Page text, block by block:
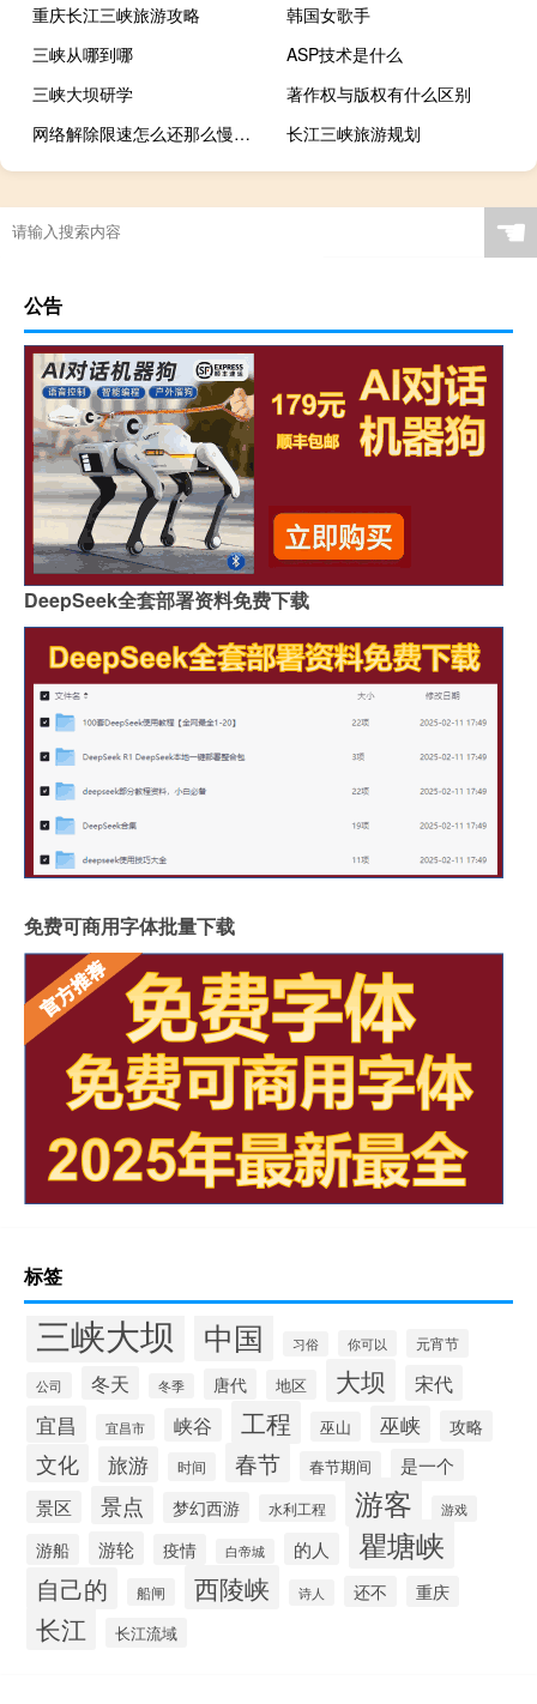
重庆长江三峡旅游攻略
韩国女歌手
三峡从哪到哪
ASP技术是什么
三峡大坝研学
著作权与版权有什么区别
网络解除限速怎么还那么慢（解除限制网速）
长江三峡旅游规划
☚
公告
DeepSeek全套部署资料免费下载
免费可商用字体批量下载
标签
三峡大坝 中国 习俗 你可以 元宵节
公司 冬天 冬季 唐代 地区 大坝 宋代
宜昌 宜昌市 峡谷 工程 巫山 巫峡 攻略
文化 旅游 时间 春节 春节期间
是一个
景区
景点 梦幻西游 水利工程 游客 游戏
游船 游轮 疫情 白帝城 的人 瞿塘峡
自己的 船闸 西陵峡 诗人 还不 重庆
长江 长江流域